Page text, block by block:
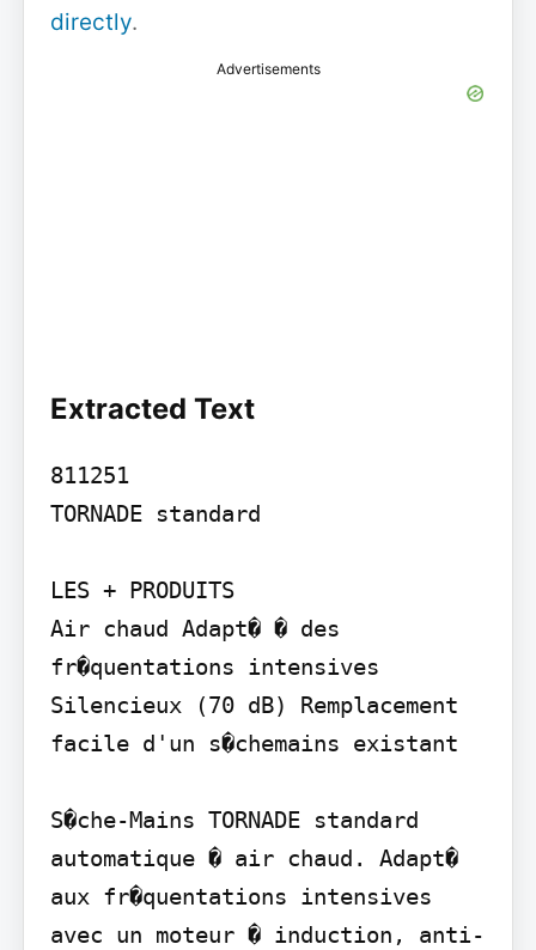
directly.
Advertisements
Extracted Text
811251
TORNADE standard
LES + PRODUITS
Air chaud Adapt� � des
fr�quentations intensives
Silencieux (70 dB) Remplacement
facile d'un s�chemains existant
S�che-Mains TORNADE standard
automatique � air chaud. Adapt�
aux fr�quentations intensives
avec un moteur � induction, anti-